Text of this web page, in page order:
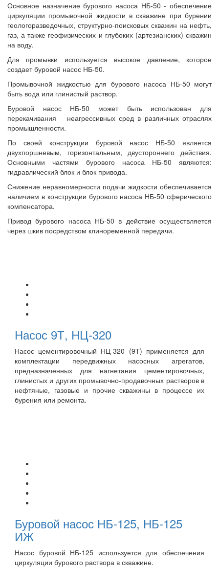
Основное назначение бурового насоса НБ-50 - обеспечение
циркуляции промывочной жидкости в скважине при бурении
геологоразведочных, структурно-поисковых скважин на нефть,
газ, а также геофизических и глубоких (артезианских) скважин
на воду.
Для промывки используется высокое давление, которое
создает буровой насос НБ-50.
Промывочной жидкостью для бурового насоса НБ-50 могут
быть вода или глинистый раствор.
Буровой насос НБ-50 может быть использован для
перекачивания неагрессивных сред в различных отраслях
промышленности.
По своей конструкции буровой насос НБ-50 является
двухпоршневым, горизонтальным, двустороннего действия.
Основными частями бурового насоса НБ-50 являются:
гидравлический блок и блок привода.
Снижение неравномерности подачи жидкости обеспечивается
наличием в конструкции бурового насоса НБ-50 сферического
компенсатора.
Привод бурового насоса НБ-50 в действие осуществляется
через шкив посредством клиноременной передачи.
Насос 9Т, НЦ-320
Насос цементировочный НЦ-320 (9Т) применяется для
комплектации передвижных насосных агрегатов,
предназначенных для нагнетания цементировочных,
глинистых и других промывочно-продавочных растворов в
нефтяные, газовые и прочие скважины в процессе их
бурения или ремонта.
Буровой насос НБ-125, НБ-125
ИЖ
Насос буровой НБ-125 используется для обеспечения
циркуляции бурового раствора в скважине.